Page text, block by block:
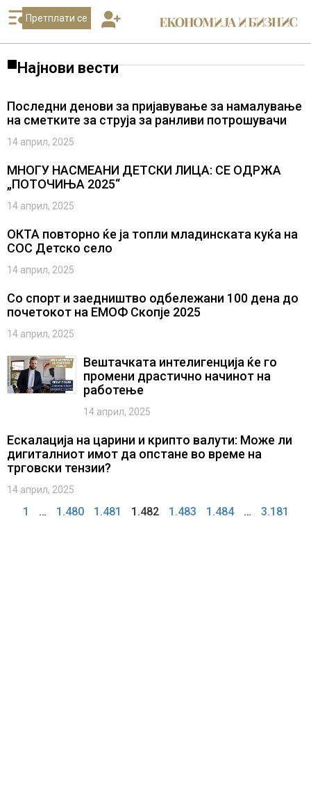
Претплати се
Најнови вести
Последни денови за пријавување за намалување
на сметките за струја за ранливи потрошувачи
14 април, 2025
МНОГУ НАСМЕАНИ ДЕТСКИ ЛИЦА: СЕ ОДРЖА
„ПОТОЧИЊА 2025“
14 април, 2025
ОКТА повторно ќе ја топли младинската куќа на
СОС Детско село
14 април, 2025
Со спорт и заедништво одбележани 100 дена до
почетокот на ЕМОФ Скопје 2025
14 април, 2025
Вештачката интелигенција ќе го
промени драстично начинот на
работење
14 април, 2025
Ескалација на царини и крипто валути: Може ли
дигиталниот имот да опстане во време на
трговски тензии?
14 април, 2025
1 … 1.480 1.481 1.482 1.483 1.484 … 3.181